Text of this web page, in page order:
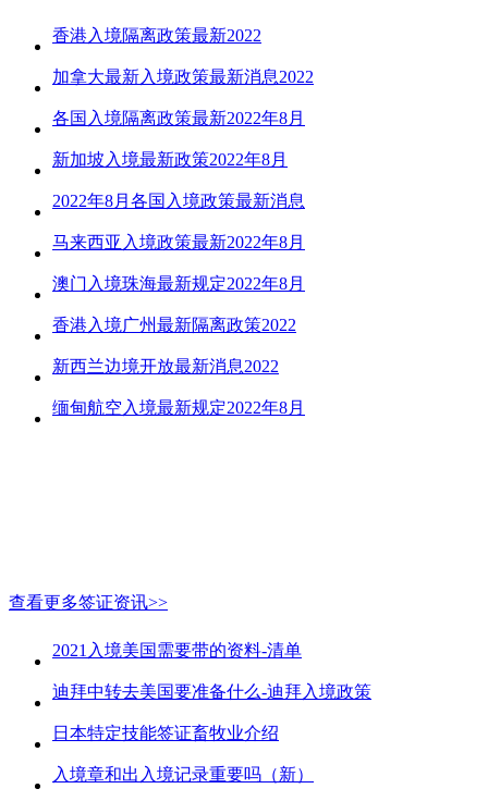
香港入境隔离政策最新2022
加拿大最新入境政策最新消息2022
各国入境隔离政策最新2022年8月
新加坡入境最新政策2022年8月
2022年8月各国入境政策最新消息
马来西亚入境政策最新2022年8月
澳门入境珠海最新规定2022年8月
香港入境广州最新隔离政策2022
新西兰边境开放最新消息2022
缅甸航空入境最新规定2022年8月
查看更多签证资讯>>
2021入境美国需要带的资料-清单
迪拜中转去美国要准备什么-迪拜入境政策
日本特定技能签证畜牧业介绍
入境章和出入境记录重要吗（新）